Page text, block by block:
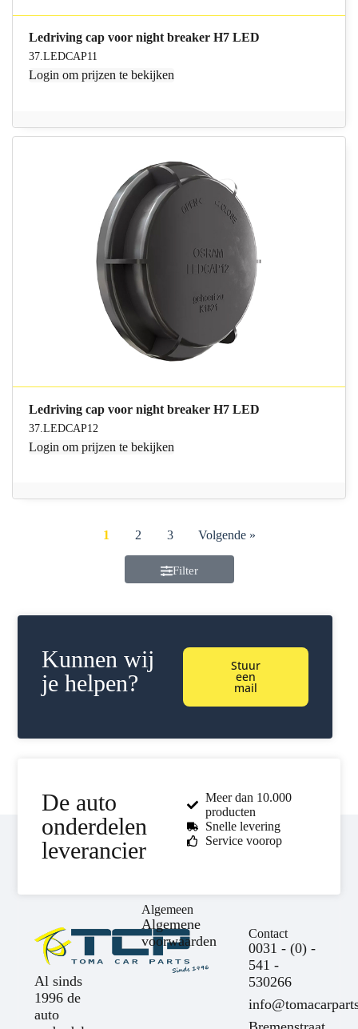
Ledriving cap voor night breaker H7 LED
37.LEDCAP11
Login om prijzen te bekijken
Ledriving cap voor night breaker H7 LED
37.LEDCAP12
Login om prijzen te bekijken
1 2 3 Volgende »
Filter
Kunnen wij
je helpen?
Stuur
een
mail
De auto
onderdelen
leverancier
Meer dan 10.000
producten
Snelle levering
Service voorop
Al sinds
1996 de
auto
Algemeen
Algemene
voorwaarden
Contact
0031 - (0) -
541 -
530266